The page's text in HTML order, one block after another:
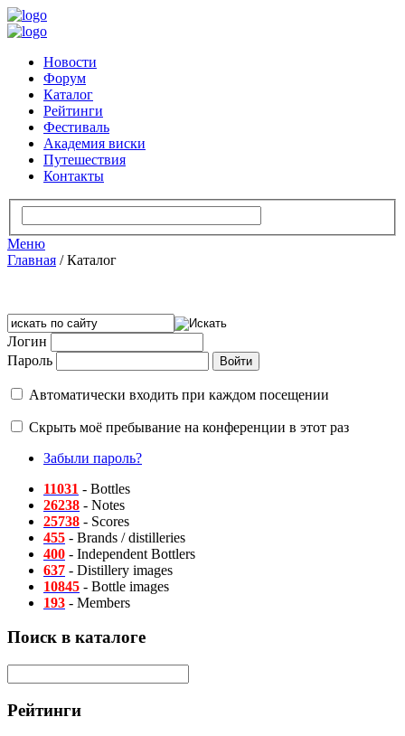
Новости
Форум
Каталог
Рейтинги
Фестиваль
Академия виски
Путешествия
Контакты
Меню
Главная /Каталог
Логин
Пароль
Автоматически входить при каждом посещении
Скрыть моё пребывание на конференции в этот раз
Забыли пароль?
11031 - Bottles
26238 - Notes
25738 - Scores
455 - Brands / distilleries
400 - Independent Bottlers
637 - Distillery images
10845 - Bottle images
193 - Members
Поиск в каталоге
Рейтинги